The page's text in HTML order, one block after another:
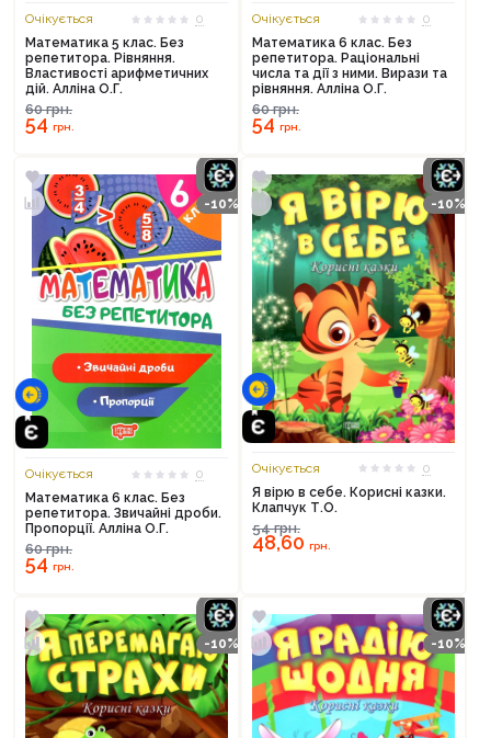
Очікується
0
Математика 5 клас. Без
репетитора. Рівняння.
Властивості арифметичних
дій. Алліна О.Г.
60грн.
54грн.
Очікується
0
Математика 6 клас. Без
репетитора. Раціональні
числа та дії з ними. Вирази та
рівняння. Алліна О.Г.
60грн.
54грн.
-10%
Очікується
0
Математика 6 клас. Без
репетитора. Звичайні дроби.
Пропорції. Алліна О.Г.
60грн.
54грн.
-10%
Очікується
0
Я вірю в себе. Корисні казки.
Клапчук Т.О.
54грн.
48,60 грн.
-10% -10%